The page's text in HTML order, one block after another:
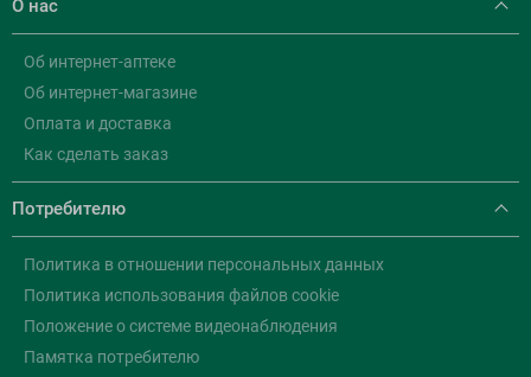
О нас
Об интернет-аптеке
Об интернет-магазине
Оплата и доставка
Как сделать заказ
Потребителю
Политика в отношении персональных данных
Политика использования файлов cookie
Положение о системе видеонаблюдения
Памятка потребителю